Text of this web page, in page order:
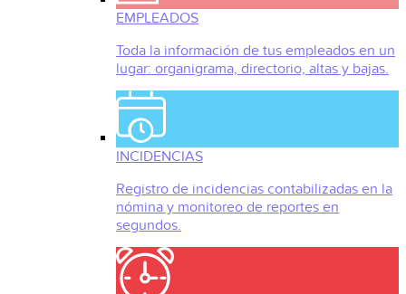
EMPLEADOS
Toda la información de tus empleados en un
lugar: organigrama, directorio, altas y bajas.
INCIDENCIAS
Registro de incidencias contabilizadas en la
nómina y monitoreo de reportes en
segundos.